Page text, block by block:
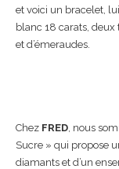
et voici un bracelet,
blanc 18 carats, deux
et d’émeraudes.
Chez FRED , nous
Sucre » qui propose
diamants et d’un